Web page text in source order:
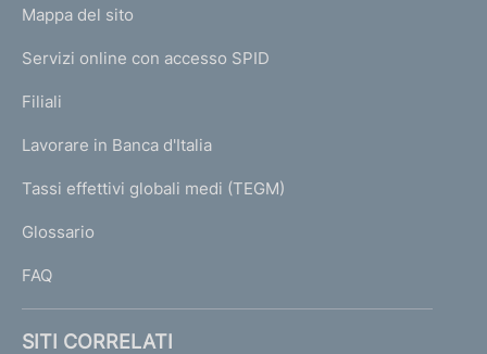
m
e
a
g
L
N
K
T
I
I
Mappa del sito
Servizi online con accesso SPID
Filiali
Lavorare in Banca d'Italia
Tassi effettivi globali medi (TEGM)
Glossario
FAQ
SITI CORRELATI